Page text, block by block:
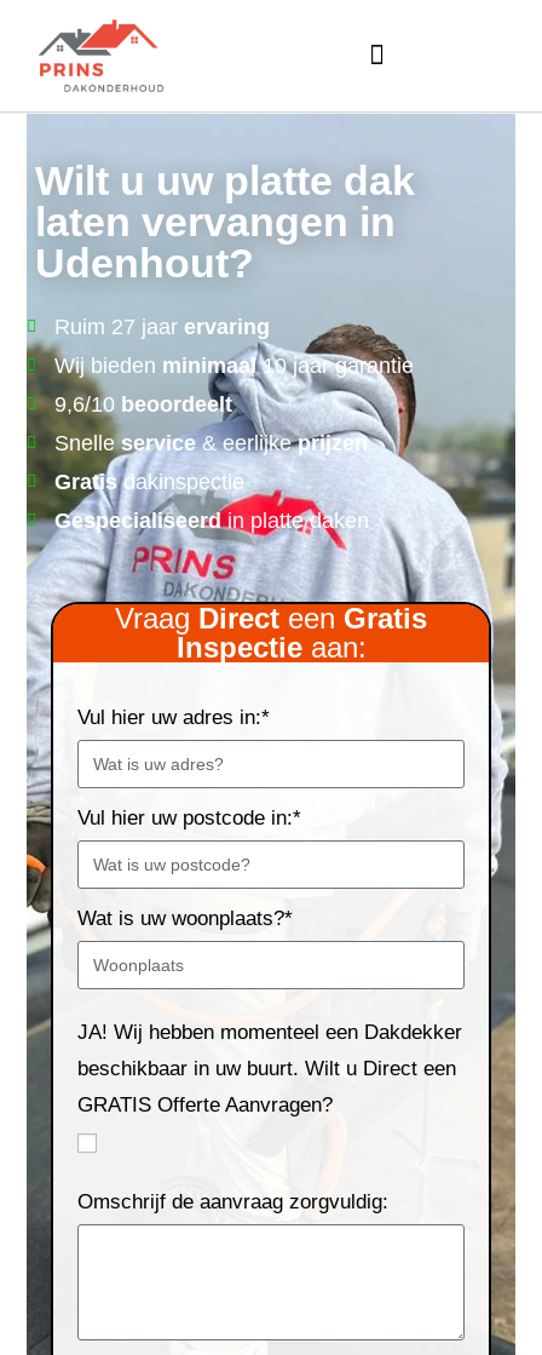
Wilt u uw platte dak
laten vervangen in
Udenhout?
Ruim 27 jaar ervaring
Wij bieden minimaal10 jaar garantie
9,6/10 beoordeelt
Snelleservice& eerlijkeprijzen
Gratisdakinspectie
Gespecialiseerdin platte daken
Vraag Direct een Gratis
Inspectieaan:
Vul hier uw adres in:*
Vul hier uw postcode in:*
Wat is uw woonplaats?*
JA! Wij hebben momenteel een Dakdekker
beschikbaar in uw buurt. Wilt u Direct een
GRATIS Offerte Aanvragen?
Omschrijf de aanvraag zorgvuldig: